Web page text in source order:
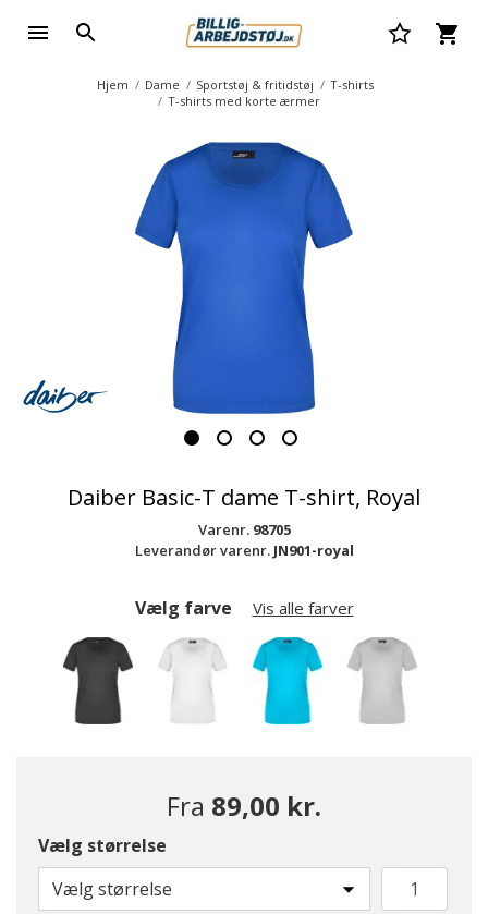
Hjem Dame Sportstøj & fritidstøj
T-shirts
T-shirts med korte ærmer
Daiber Basic-T dame T-shirt, Royal
Varenr. 98705
Leverandør varenr. JN901-royal
Vælg farve Vis alle farver
Fra 89,00 kr.
Vælg størrelse
Vælg størrelse